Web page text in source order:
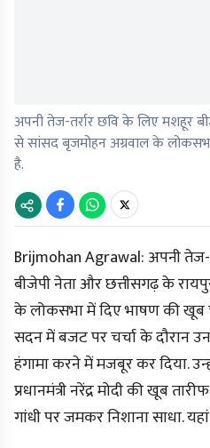
अपनी तेज-तर्रार छवि के लिए मशहूर
से सांसद बृजमोहन अग्रवाल के
है.
Brijmohan Agrawal: अपनी
बीजेपी नेता और छत्तीसगढ़ के
के लोकसभा में दिए भाषण की खूब
सदन में बजट पर चर्चा के दौरान
हंगामा करने में मजबूर कर दिया.
प्रधानमंत्री नरेंद्र मोदी की खूब
गांधी पर जमकर निशाना साधा.